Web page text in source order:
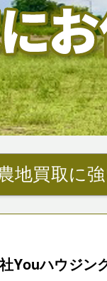
地買取に
Youハウジン